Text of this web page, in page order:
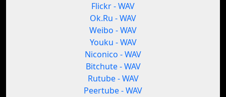
Flickr - WAV
Ok.Ru - WAV
Weibo - WAV
Youku - WAV
Niconico - WAV
Bitchute - WAV
Rutube - WAV
Peertube - WAV